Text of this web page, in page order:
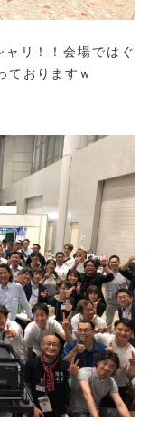
リ！！会場ではぐ
ておりますｗ